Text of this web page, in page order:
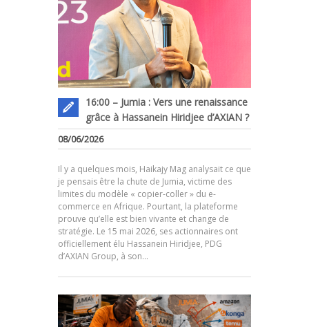
16:00 – Jumia : Vers une renaissance
grâce à Hassanein Hiridjee d’AXIAN ?
08/06/2026
Il y a quelques mois, Haikajy Mag analysait ce que
je pensais être la chute de Jumia, victime des
limites du modèle « copier-coller » du e-
commerce en Afrique. Pourtant, la plateforme
prouve qu’elle est bien vivante et change de
stratégie. Le 15 mai 2026, ses actionnaires ont
officiellement élu Hassanein Hiridjee, PDG
d’AXIAN Group, à son…